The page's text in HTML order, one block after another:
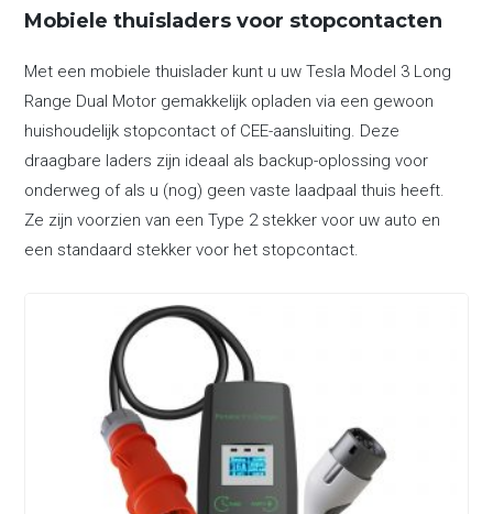
Mobiele thuisladers voor stopcontacten
Met een mobiele thuislader kunt u uw Tesla Model 3 Long
Range Dual Motor gemakkelijk opladen via een gewoon
huishoudelijk stopcontact of CEE-aansluiting. Deze
draagbare laders zijn ideaal als backup-oplossing voor
onderweg of als u (nog) geen vaste laadpaal thuis heeft.
Ze zijn voorzien van een Type 2 stekker voor uw auto en
een standaard stekker voor het stopcontact.